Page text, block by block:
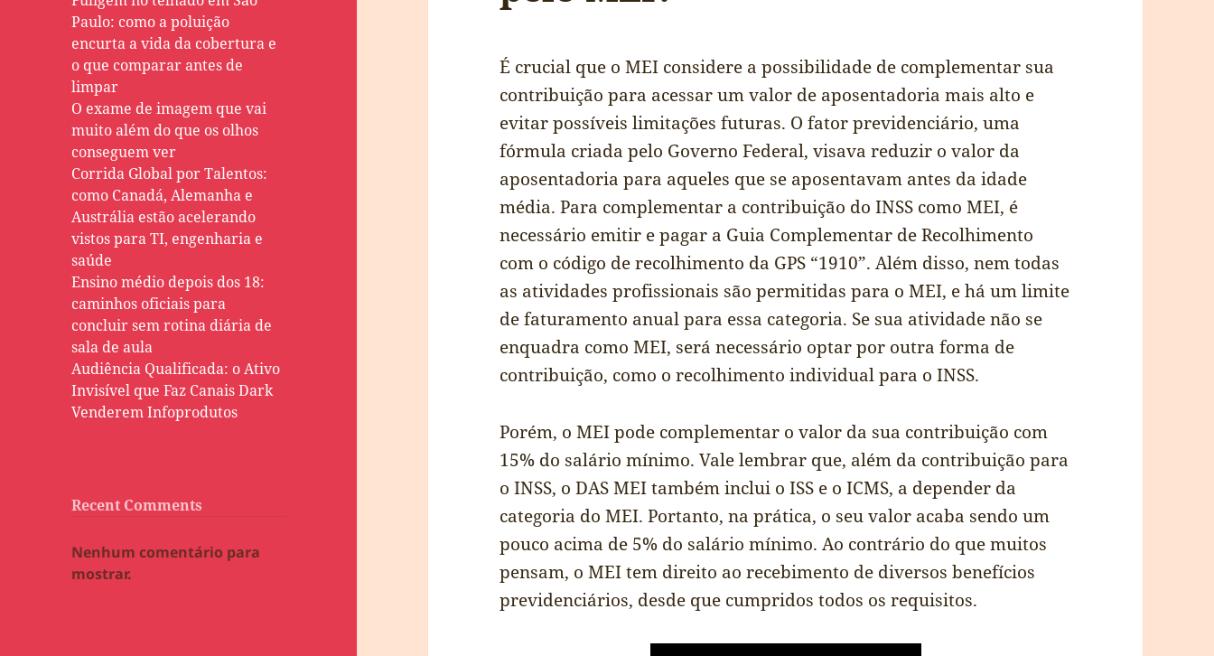
Paulo: como a poluição
encurta a vida da cobertura e
o que comparar antes de
limpar
O exame de imagem que vai
muito além do que os olhos
conseguem ver
Corrida Global por Talentos:
como Canadá, Alemanha e
Austrália estão acelerando
vistos para TI, engenharia e
saúde
Ensino médio depois dos 18:
caminhos oficiais para
concluir sem rotina diária de
sala de aula
Audiência Qualificada: o Ativo
Invisível que Faz Canais Dark
Venderem Infoprodutos
Recent Comments
Nenhum comentário para
mostrar.
É crucial que o MEI considere a possibilidade de complementar sua
contribuição para acessar um valor de aposentadoria mais alto e
evitar possíveis limitações futuras. O fator previdenciário, uma
fórmula criada pelo Governo Federal, visava reduzir o valor da
aposentadoria para aqueles que se aposentavam antes da idade
média. Para complementar a contribuição do INSS como MEI, é
necessário emitir e pagar a Guia Complementar de Recolhimento
com o código de recolhimento da GPS “1910”. Além disso, nem todas
as atividades profissionais são permitidas para o MEI, e há um limite
de faturamento anual para essa categoria. Se sua atividade não se
enquadra como MEI, será necessário optar por outra forma de
contribuição, como o recolhimento individual para o INSS.
Porém, o MEI pode complementar o valor da sua contribuição com
15% do salário mínimo. Vale lembrar que, além da contribuição para
o INSS, o DAS MEI também inclui o ISS e o ICMS, a depender da
categoria do MEI. Portanto, na prática, o seu valor acaba sendo um
pouco acima de 5% do salário mínimo. Ao contrário do que muitos
pensam, o MEI tem direito ao recebimento de diversos benefícios
previdenciários, desde que cumpridos todos os requisitos.